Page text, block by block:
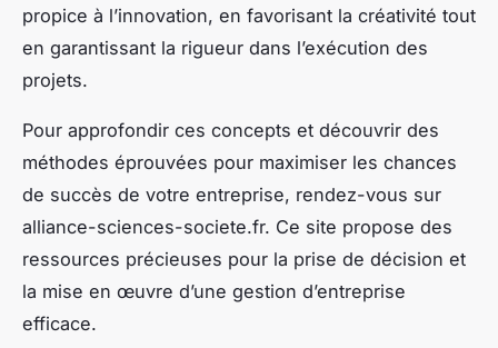
propice à l’innovation, en favorisant la créativité tout
en garantissant la rigueur dans l’exécution des
projets.
Pour approfondir ces concepts et découvrir des
méthodes éprouvées pour maximiser les chances
de succès de votre entreprise, rendez-vous sur
alliance-sciences-societe.fr. Ce site propose des
ressources précieuses pour la prise de décision et
la mise en œuvre d’une gestion d’entreprise
efficace.